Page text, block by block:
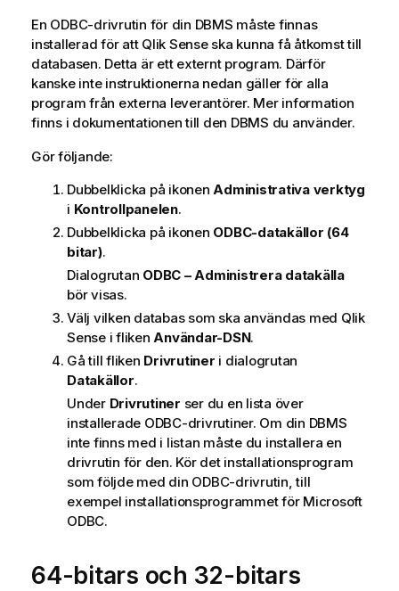
En ODBC-drivrutin för din DBMS måste finnas
installerad för att Qlik Senseska kunna få åtkomst till
databasen. Detta är ett externt program. Därför
kanske inte instruktionerna nedan gäller för alla
program från externa leverantörer. Mer information
finns i dokumentationen till den DBMS du använder.
Gör följande:
Dubbelklicka på ikonenAdministrativa verktyg
i Kontrollpanelen.
Dubbelklicka på ikonen ODBC-datakällor (64
bitar).
Dialogrutan ODBC – Administrera datakälla
bör visas.
Välj vilken databas som ska användas med Qlik
Sensei flikenAnvändar-DSN.
Gå till fliken Drivrutiner i dialogrutan
Datakällor.
Under Drivrutiner ser du en lista över
installerade ODBC-drivrutiner. Om din DBMS
inte finns med i listan måste du installera en
drivrutin för den. Kör det installationsprogram
som följde med din ODBC-drivrutin, till
exempel installationsprogrammet för Microsoft
ODBC.
64-bitars och 32-bitars